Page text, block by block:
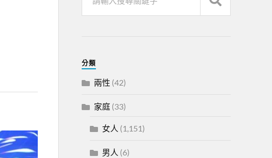
分類
兩性 (42)
家庭(33)
女人 (1,151)
男人 (6)